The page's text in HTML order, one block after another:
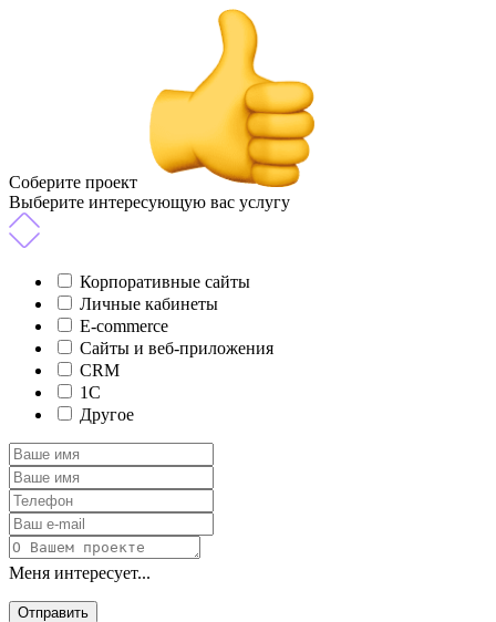
Соберите проект
Выберите интересующую вас услугу
Корпоративные сайты
Личные кабинеты
E-commerce
Сайты и веб-приложения
CRM
1C
Другое
Меня интересует...
Отправить